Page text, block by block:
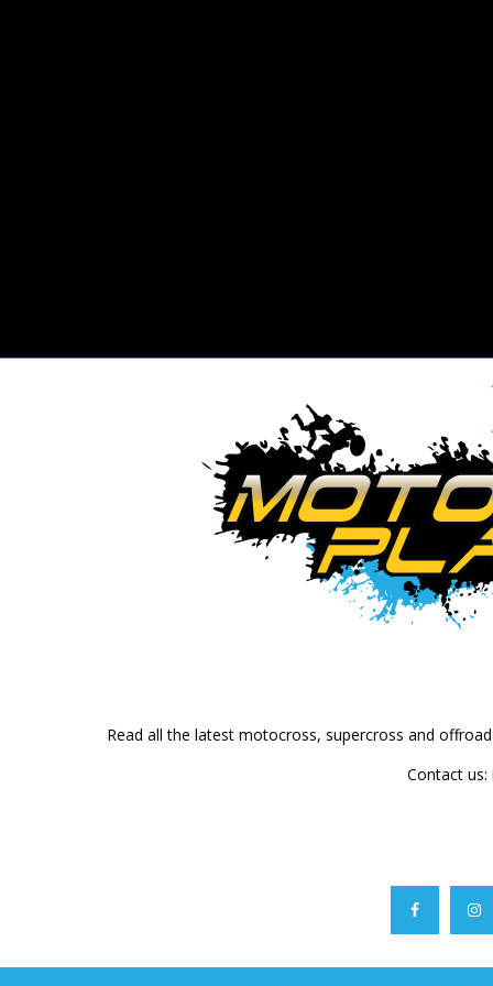
Read all the latest motocross, supercross and
Contact us: